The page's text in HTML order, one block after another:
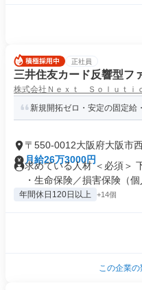
正社員
三井住友カード反響型フ
株式会社Ｎｅｘｔ Ｓｏｌｕｔｉ
新規開拓ゼロ・安定の固定給
〒550-0012大阪府大阪市
月給26万3000円
求めている人材 ＜必須＞
・生命保険／損害保険（個
年間休日120日以上 +14個
この企業